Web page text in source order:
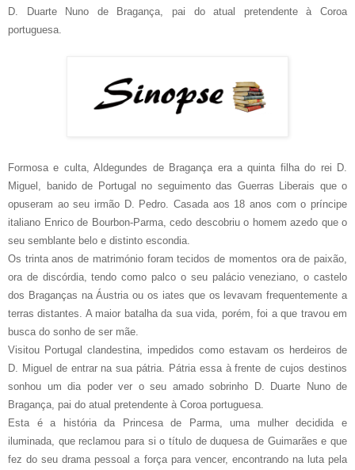
D. Duarte Nuno de Bragança, pai do atual pretendente à Coroa
portuguesa.
Formosa e culta, Aldegundes de Bragança era a quinta filha do rei D.
Miguel, banido de Portugal no seguimento das Guerras Liberais que o
opuseram ao seu irmão D. Pedro. Casada aos 18 anos com o príncipe
italiano Enrico de Bourbon-Parma, cedo descobriu o homem azedo que o
seu semblante belo e distinto escondia.
Os trinta anos de matrimónio foram tecidos de momentos ora de paixão,
ora de discórdia, tendo como palco o seu palácio veneziano, o castelo
dos Braganças na Áustria ou os iates que os levavam frequentemente a
terras distantes. A maior batalha da sua vida, porém, foi a que travou em
busca do sonho de ser mãe.
Visitou Portugal clandestina, impedidos como estavam os herdeiros de
D. Miguel de entrar na sua pátria. Pátria essa à frente de cujos destinos
sonhou um dia poder ver o seu amado sobrinho D. Duarte Nuno de
Bragança, pai do atual pretendente à Coroa portuguesa.
Esta é a história da Princesa de Parma, uma mulher decidida e
iluminada, que reclamou para si o título de duquesa de Guimarães e que
fez do seu drama pessoal a força para vencer, encontrando na luta pela